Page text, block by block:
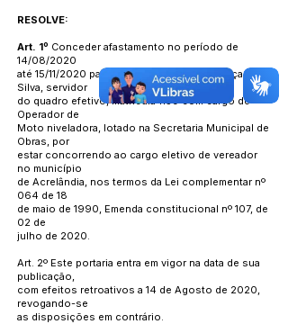
RESOLVE:
Art. 1º Conceder afastamento no período de
14/08/2020
até 15/11/2020 para o servidor Gilberto França da
Silva, servidor
do quadro efetivo, matricula 1159 com cargo de
Operador de
Moto niveladora, lotado na Secretaria Municipal de
Obras, por
estar concorrendo ao cargo eletivo de vereador
no município
de Acrelândia, nos termos da Lei complementar nº
064 de 18
de maio de 1990, Emenda constitucional nº 107, de
02 de
julho de 2020.
Art. 2º Este portaria entra em vigor na data de sua
publicação,
com efeitos retroativos a 14 de Agosto de 2020,
revogando-se
as disposições em contrário.